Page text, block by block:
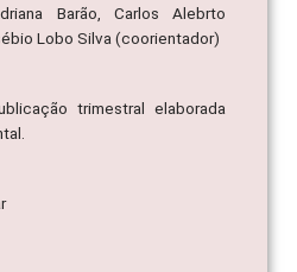
Barão, Carlos Alebrto
Lobo Silva (coorientador)
trimestral elaborada